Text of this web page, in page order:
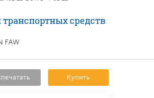
средств
FAW
Купить